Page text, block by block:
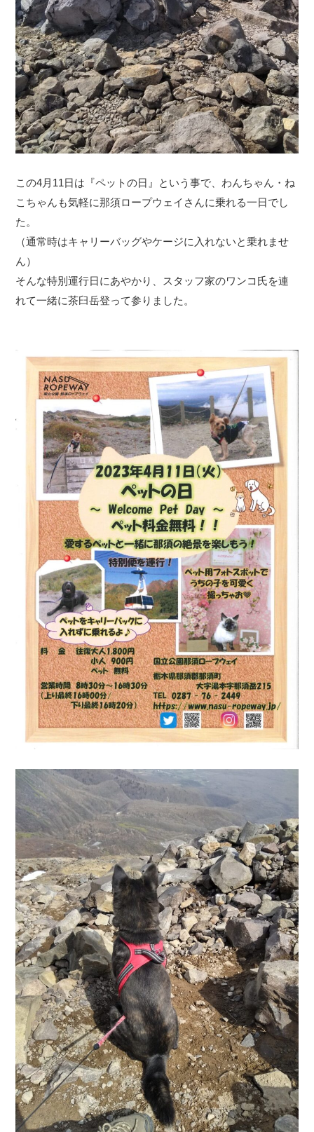
この4月11日は『ペットの日』という事で、わんちゃん・ね
こちゃんも気軽に那須ロープウェイさんに乗れる一日でし
た。
（通常時はキャリーバッグやケージに入れないと乗れませ
ん）
そんな特別運行日にあやかり、スタッフ家のワンコ氏を連
れて一緒に茶臼岳登って参りました。